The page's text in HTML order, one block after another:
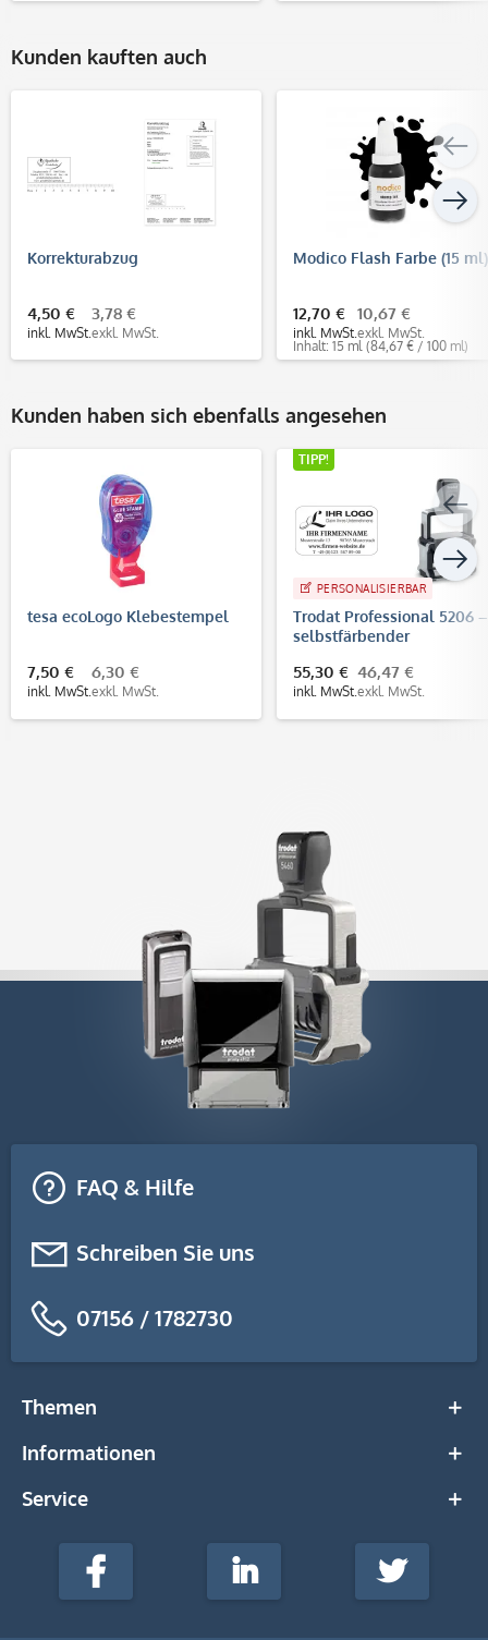
Kunden kauften auch
Korrekturabzug
4,50 €
inkl. MwSt.
3,78 €
exkl. MwSt.
Modico Flash Farbe (15 ml)
12,70 €
inkl. MwSt.
10,67 €
exkl. MwSt.
Inhalt: 15 ml (84,67 € / 100 ml)
Kunden haben sich ebenfalls angesehen
tesa ecoLogo Klebestempel
7,50 €
inkl. MwSt.
6,30 €
exkl. MwSt.
TIPP!
PERSONALISIERBAR
Trodat Professional 5206 –
selbstfärbender
mm, 7 Zeilen
55,30 €
inkl. MwSt.
46,47 €
exkl. MwSt.
FAQ & Hilfe
Schreiben Sie uns
07156 / 1782730
Themen
Informationen
Service
stempel-
Media
Facebook LinkedIn Twitter